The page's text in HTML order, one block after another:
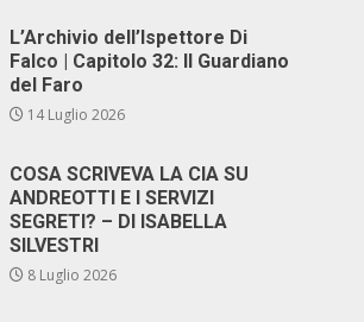
L’Archivio dell’Ispettore Di
Falco | Capitolo 32: Il Guardiano
del Faro
14 Luglio 2026
COSA SCRIVEVA LA CIA SU
ANDREOTTI E I SERVIZI
SEGRETI? – DI ISABELLA
SILVESTRI
8 Luglio 2026